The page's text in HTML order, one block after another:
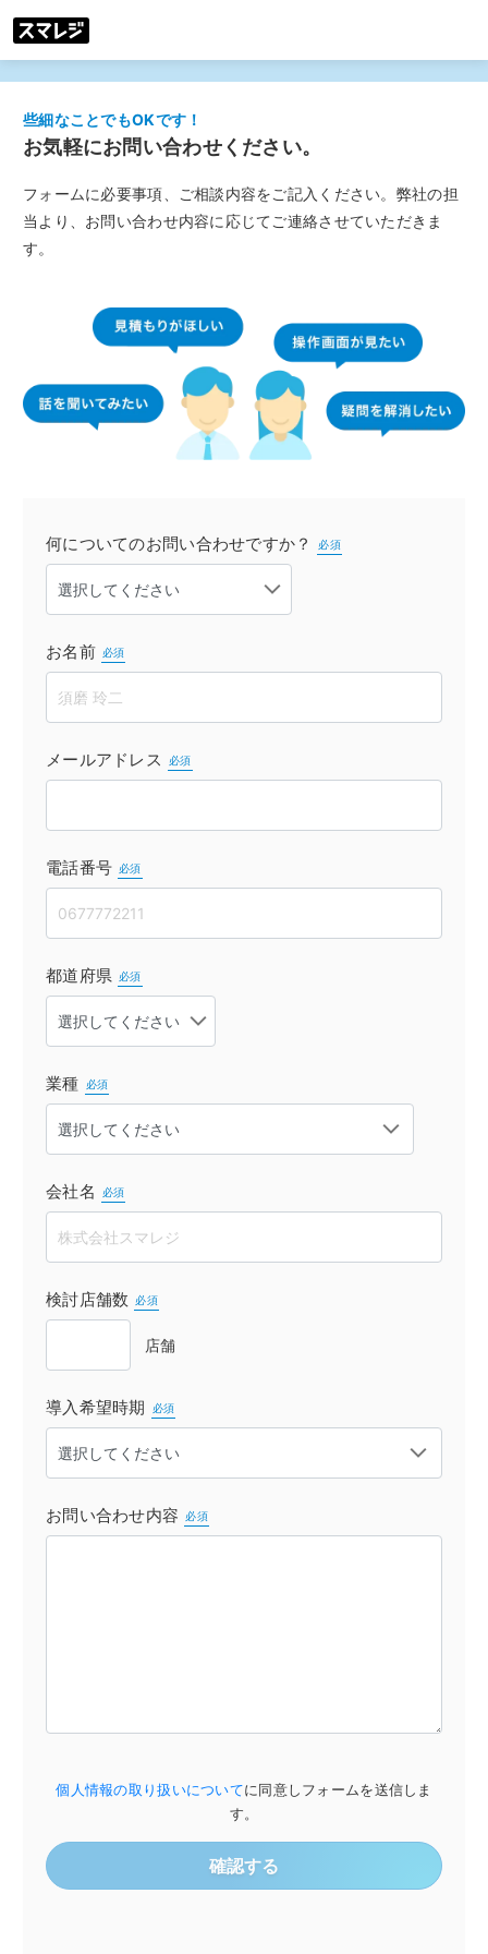
些細なことでもOKです！
お気軽にお問い合わせください。
フォームに必要事項、ご相談内容をご記入ください。弊社の担
当より、お問い合わせ内容に応じてご連絡させていただきま
す。
何についてのお問い合わせですか？ 必須
お名前 必須
メールアドレス 必須
電話番号 必須
都道府県 必須
業種 必須
会社名 必須
検討店舗数 必須
店舗
導入希望時期 必須
お問い合わせ内容 必須
個人情報の取り扱いについてに同意しフォームを送信しま
す。